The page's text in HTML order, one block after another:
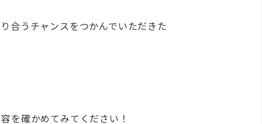
合うチャンスをつかんでいただきた
を確かめてみてください！